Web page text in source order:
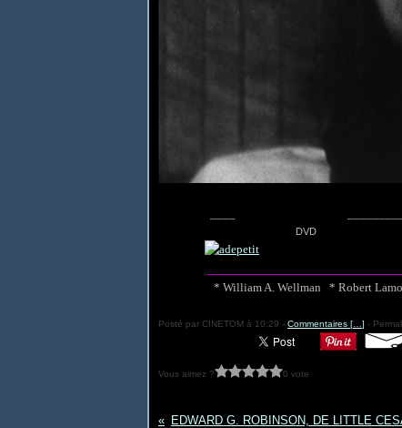
DVD
* William A. Wellman * Robert
Posté par CINETOM à 10:29 - Commentaires [ ] -
Vous aimez ? 0 vote